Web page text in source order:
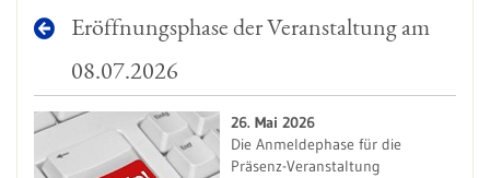
Eröffnungsphase der Veranstaltung am
08.07.2026
26. Mai 2026
Die Anmeldephase für die
Präsenz-Veranstaltung